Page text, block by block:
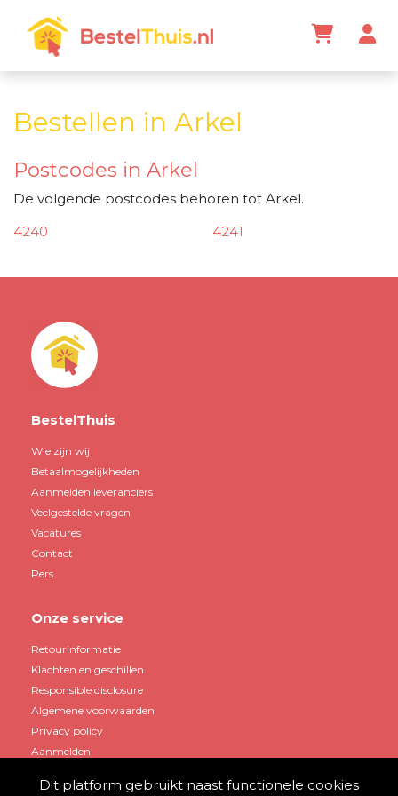
Bestellen in Arkel
Postcodes in Arkel
De volgende postcodes behoren tot Arkel.
4240
4241
BestelThuis
Wie zijn wij
Betaalmogelijkheden
Aanmelden leveranciers
Veelgestelde vragen
Vacatures
Contact
Pers
Onze service
Retourinformatie
Klachten en geschillen
Responsible disclosure
Algemene voorwaarden
Privacy policy
Aanmelden
Dit platform gebruikt naast functionele cookies